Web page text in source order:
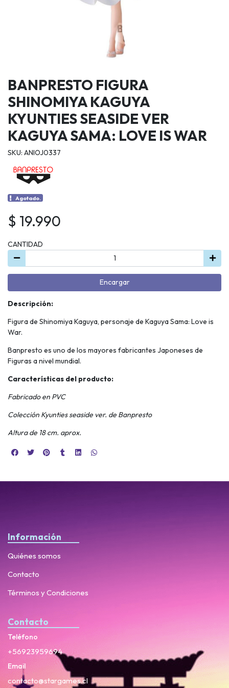
BANPRESTO FIGURA
SHINOMIYA KAGUYA
KYUNTIES SEASIDE VER
KAGUYA SAMA: LOVE IS WAR
SKU: ANIOJ0337
Agotado.
$ 19.990
CANTIDAD
Encargar
Descripción:
Figura de Shinomiya Kaguya, personaje de Kaguya Sama: Love is
War.
Banpresto es uno de los mayores fabricantes Japoneses de
Figuras a nivel mundial.
Características del producto:
Fabricado en PVC
Colección Kyunties seaside ver. de Banpresto
Altura de 18 cm. aprox.
Información
Quiénes somos
Contacto
Términos y Condiciones
Contacto
Teléfono
+56923959694
Email
contacto@stargames.cl